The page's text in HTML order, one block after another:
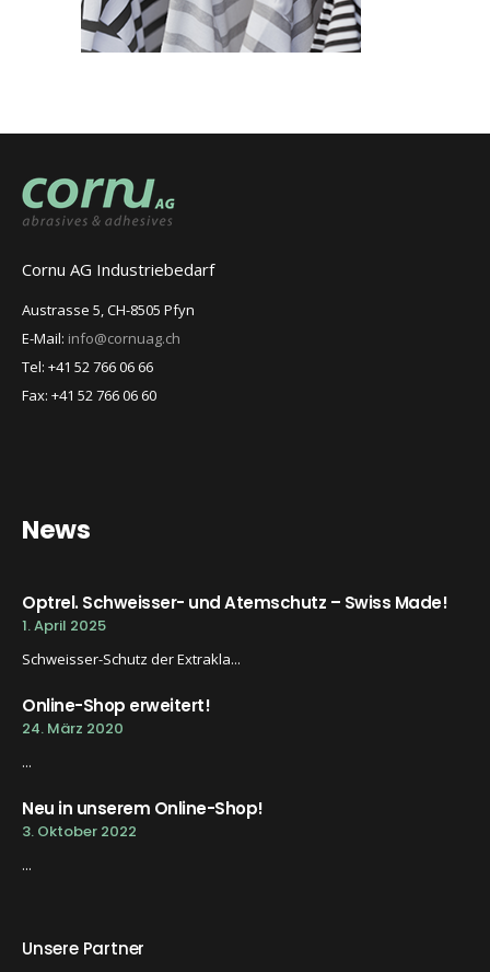
Cornu AG Industriebedarf
Austrasse 5, CH-8505 Pfyn
E-Mail: info@cornuag.ch
Tel: +41 52 766 06 66
Fax: +41 52 766 06 60
News
Optrel. Schweisser- und Atemschutz – Swiss Made!
1. April 2025
Schweisser-Schutz der Extrakla...
Online-Shop erweitert!
24. März 2020
...
Neu in unserem Online-Shop!
3. Oktober 2022
...
Unsere Partner